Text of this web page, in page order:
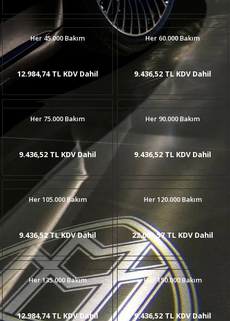
Her 45.000 Bakım
12.984,74 TL KDV Dahil
Her 60.000 Bakım
9.436,52 TL KDV Dahil
Her 75.000 Bakım
9.436,52 TL KDV Dahil
Her 90.000 Bakım
9.436,52 TL KDV Dahil
Her 105.000 Bakım
9.436,52 TL KDV Dahil
Her 120.000 Bakım
22.001,57 TL KDV Dahil
Her 135.000 Bakım
12.984,74 TL KDV Dahil
Her 150.000 Bakım
9.436,52 TL KDV Dahil